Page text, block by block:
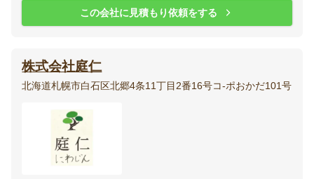
この会社に見積もり依頼をする
株式会社庭仁
北海道札幌市白石区北郷4条11丁目2番16号コ-ポおかだ101号